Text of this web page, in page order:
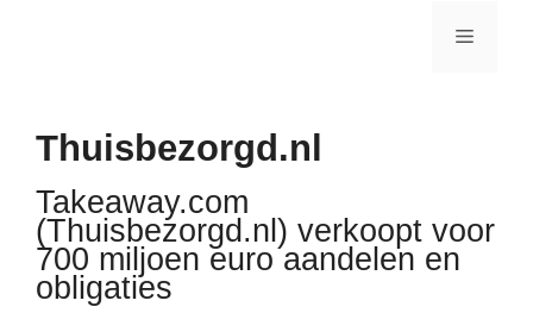
Menu
Thuisbezorgd.nl
Takeaway.com
(Thuisbezorgd.nl) verkoopt voor
700 miljoen euro aandelen en
obligaties